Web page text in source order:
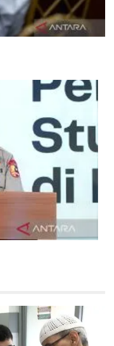
tuntutan kasus
Sains Kepolisian